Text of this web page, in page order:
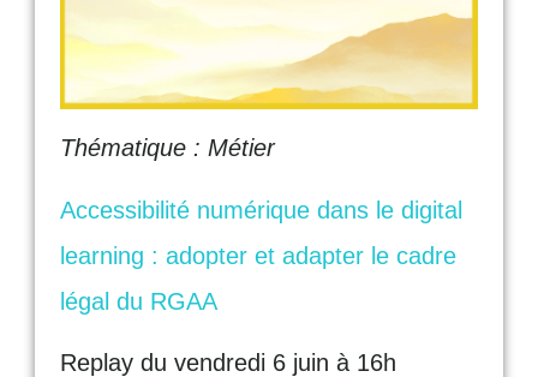
Thématique : Métier
Accessibilité numérique dans le digital
learning : adopter et adapter le cadre
légal du RGAA
Replay du vendredi 6 juin à 16h